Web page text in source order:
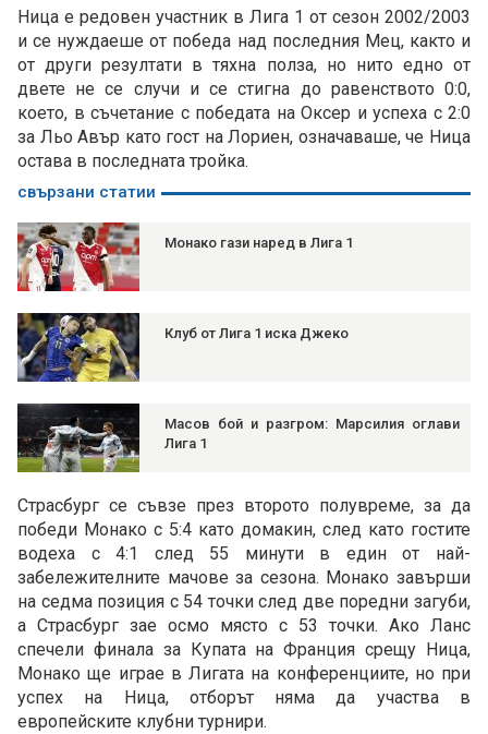
Ница е редовен участник в Лига 1 от сезон 2002/2003
и се нуждаеше от победа над последния Мец, както и
от други резултати в тяхна полза, но нито едно от
двете не се случи и се стигна до равенството 0:0,
което, в съчетание с победата на Оксер и успеха с 2:0
за Льо Авър като гост на Лориен, означаваше, че Ница
остава в последната тройка.
свързани статии
Монако гази наред в Лига 1
Клуб от Лига 1 иска Джеко
Масов бой и разгром: Марсилия оглави
Лига 1
Страсбург се съвзе през второто полувреме, за да
победи Монако с 5:4 като домакин, след като гостите
водеха с 4:1 след 55 минути в един от най-
забележителните мачове за сезона. Монако завърши
на седма позиция с 54 точки след две поредни загуби,
а Страсбург зае осмо място с 53 точки. Ако Ланс
спечели финала за Купата на Франция срещу Ница,
Монако ще играе в Лигата на конференциите, но при
успех на Ница, отборът няма да участва в
европейските клубни турнири.